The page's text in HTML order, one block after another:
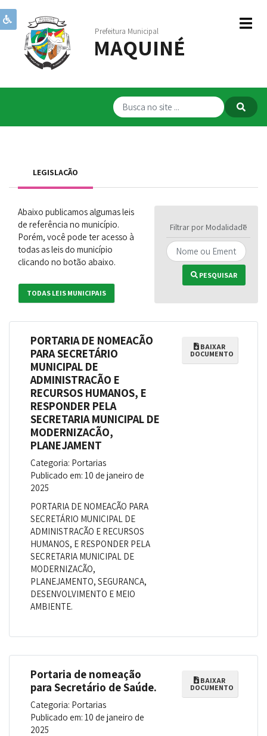
Prefeitura Municipal
MAQUINÉ
Institucional
Governo
Serviços
Servidores
LEGISLAÇÃO
Abaixo publicamos algumas leis
de referência no município.
Porém, você pode ter acesso à
todas as leis do município
clicando no botão abaixo.
TODAS LEIS MUNICIPAIS
Filtrar por Modalidade
PESQUISAR
PORTARIA DE NOMEAÇÃO
PARA SECRETÁRIO
MUNICIPAL DE
ADMINISTRAÇÃO E
RECURSOS HUMANOS, E
RESPONDER PELA
SECRETARIA MUNICIPAL DE
MODERNIZAÇÃO,
PLANEJAMENT
Categoria: Portarias
Publicado em: 10 de janeiro de
2025
PORTARIA DE NOMEAÇÃO PARA
SECRETÁRIO MUNICIPAL DE
ADMINISTRAÇÃO E RECURSOS
HUMANOS, E RESPONDER PELA
SECRETARIA MUNICIPAL DE
MODERNIZAÇÃO,
PLANEJAMENTO, SEGURANÇA,
DESENVOLVIMENTO E MEIO
AMBIENTE.
BAIXAR
DOCUMENTO
Portaria de nomeação
para Secretário de Saúde.
Categoria: Portarias
Publicado em: 10 de janeiro de
2025
BAIXAR
DOCUMENTO